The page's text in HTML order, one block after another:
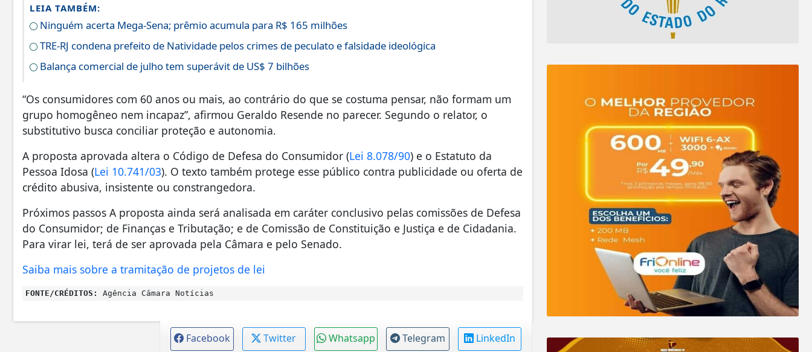
LEIA TAMBÉM:
Ninguém acerta Mega-Sena; prêmio acumula para R$ 165 milhões
TRE-RJ condena prefeito de Natividade pelos crimes de peculato e falsidade ideológica
Balança comercial de julho tem superávit de US$ 7 bilhões
“Os consumidores com 60 anos ou mais, ao contrário do que se costuma pensar, não formam um
grupo homogêneo nem incapaz”, afirmou Geraldo Resende no parecer. Segundo o relator, o
substitutivo busca conciliar proteção e autonomia.
A proposta aprovada altera o Código de Defesa do Consumidor (Lei 8.078/90) e o Estatuto da
Pessoa Idosa (Lei 10.741/03). O texto também protege esse público contra publicidade ou oferta de
crédito abusiva, insistente ou constrangedora.
Próximos passos A proposta ainda será analisada em caráter conclusivo pelas comissões de Defesa
do Consumidor; de Finanças e Tributação; e de Comissão de Constituição e Justiça e de Cidadania.
Para virar lei, terá de ser aprovada pela Câmara e pelo Senado.
Saiba mais sobre a tramitação de projetos de lei
FONTE/CRÉDITOS: Agência Câmara Notícias
Facebook Twitter Whatsapp Telegram LinkedIn